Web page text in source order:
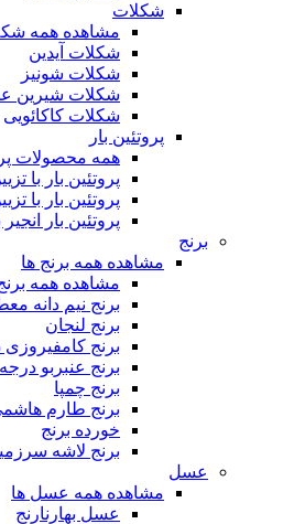
شکلات
مشاهده همه
شکلات آیدین
شکلات شونیز
شکلات شیرین
شکلات کاکائویی
پروتئین بار
همه محصولات
پروتئین بار با
پروتئین بار با
پروتئین بار
برنج
مشاهده همه برنج ها
مشاهده همه
برنج نیم دانه
برنج لنجان
برنج
برنج عنبربو
برنج چمپا
برنج طارم
خورده برنج
برنج لاشه
عسل
مشاهده همه عسل ها
عسل بهارنارنج